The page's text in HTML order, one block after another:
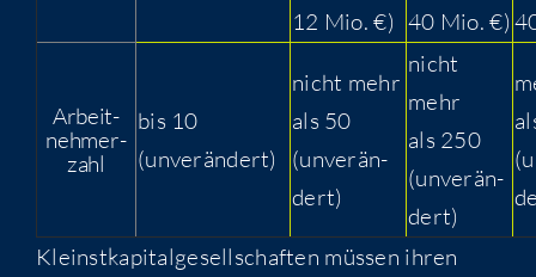
12 Mio. €) 40 Mio. €)
Arbeit­
neh­mer­
zahl
bis 10
(unver­än­dert)
nicht mehr
als 50
(unver­än­
dert)
nicht
mehr
als 250
(unver­än­
dert)
Kleinst­ka­pi­tal­ge­sell­schaf­ten müs­sen ihren